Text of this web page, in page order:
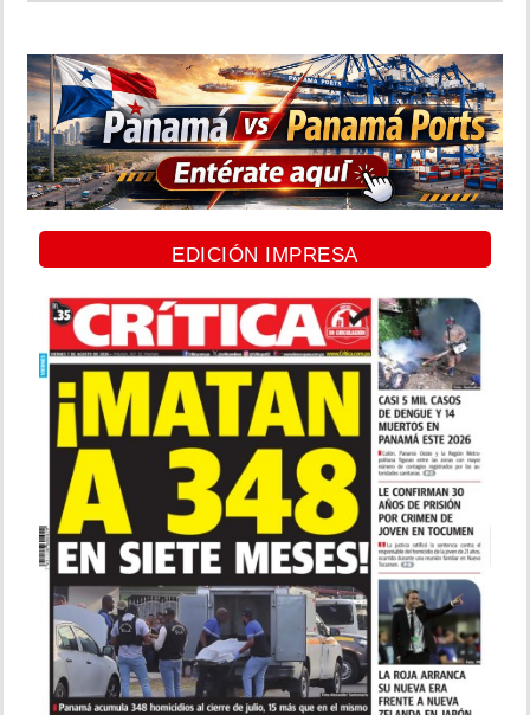
EDICIÓN IMPRESA